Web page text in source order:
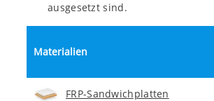
ausgesetzt sind.
Materialien
FRP-Sandwichplatten